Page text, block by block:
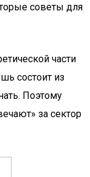
советы для
части
состоит из
Поэтому
за сектор